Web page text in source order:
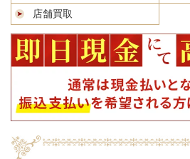
店舗買取